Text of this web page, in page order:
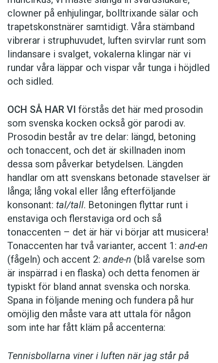
clowner på enhjulingar, bolltrixande sälar och
trapetskonstnärer samtidigt. Våra stämband
vibrerar i struphuvudet, luften svirvlar runt som
lindansare i svalget, vokalerna klingar när vi
rundar våra läppar och vispar vår tunga i höjdled
och sidled.
OCH SÅ HAR VI förstås det här med prosodin
som svenska kocken också gör parodi av.
Prosodin består av tre delar: längd, betoning
och tonaccent, och det är skillnaden inom
dessa som påverkar betydelsen. Längden
handlar om att svenskans betonade stavelser är
långa; lång vokal eller lång efterföljande
konsonant: tal/tall. Betoningen flyttar runt i
enstaviga och flerstaviga ord och så
tonaccenten – det är här vi börjar att musicera!
Tonaccenten har två varianter, accent 1: and-en
(fågeln) och accent 2: ande-n (blå varelse som
är inspärrad i en flaska) och detta fenomen är
typiskt för bland annat svenska och norska.
Spana in följande mening och fundera på hur
omöjlig den måste vara att uttala för någon
som inte har fått kläm på accenterna:
Tennisbollarna viner i luften när jag står på